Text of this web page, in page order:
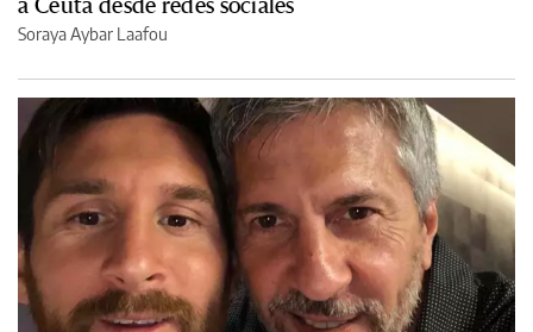
Soraya Aybar Laafou